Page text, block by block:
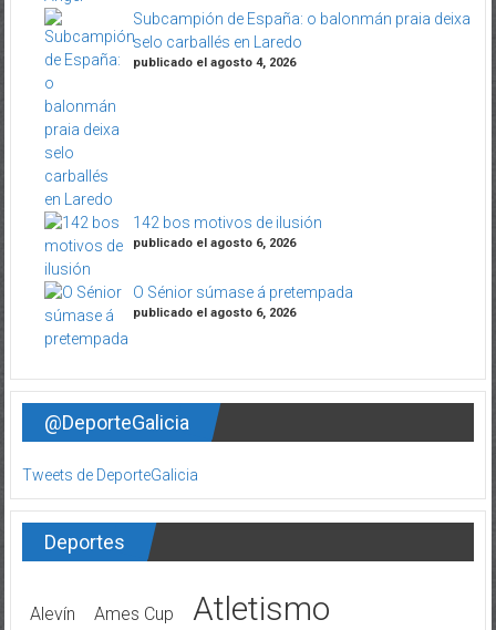
Subcampión de España: o balonmán praia deixa
selo carballés en Laredo
publicado el agosto 4, 2026
142 bos motivos de ilusión
publicado el agosto 6, 2026
O Sénior súmase á pretempada
publicado el agosto 6, 2026
@DeporteGalicia
Tweets de DeporteGalicia
Deportes
Alevín Ames Cup Atletismo